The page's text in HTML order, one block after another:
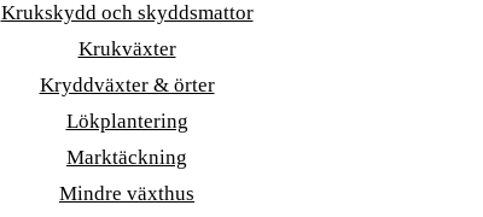
Krukskydd och skyddsmattor
Krukväxter
Kryddväxter & örter
Lökplantering
Marktäckning
Mindre växthus